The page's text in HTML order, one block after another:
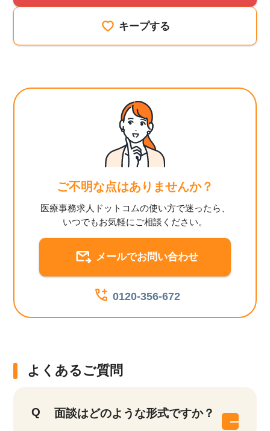
キープする
ご不明な点はありませんか？
医療事務求人ドットコムの使い方で迷ったら、
いつでもお気軽にご相談ください。
メールでお問い合わせ
0120-356-672
よくあるご質問
面談はどのような形式ですか？